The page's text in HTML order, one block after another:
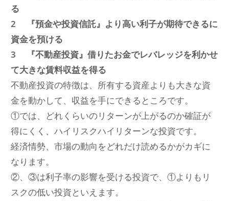
る
2 『預金や投資信託』より高い利子が期待できるに
資金を預ける
3 『不動産投資』借りたお金でレバレッジを利かせ
て大きな賃料収益を得る
不動産投資の特徴は、所有する資産よりも大きな資
金を動かして、収益を手にできるところです。
①では、どれくらいのリターンが上がるのか確証が
得にくく、ハイリスクハイリターンな投資です。
経済情勢、市場の動向をどれだけ読めるかがカギに
なります。
②、③は利子率の影響を受ける投資で、①よりもリ
スクの低い投資といえます。